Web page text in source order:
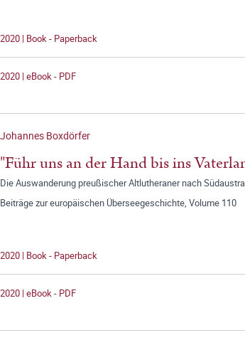
2020 | Book - Paperback
2020 | eBook - PDF
Johannes Boxdörfer
"Führ uns an der Hand bis ins
Die Auswanderung preußischer Altlutheraner nach
Beiträge zur europäischen Überseegeschichte, Volume 110
2020 | Book - Paperback
2020 | eBook - PDF